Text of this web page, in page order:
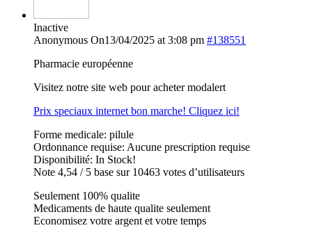
Inactive
Anonymous On13/04/2025 at 3:08 pm #138551
Pharmacie européenne
Visitez notre site web pour acheter modalert
Prix speciaux internet bon marche! Cliquez ici!
Forme medicale: pilule
Ordonnance requise: Aucune prescription requise
Disponibilité: In Stock!
Note 4,54 / 5 base sur 10463 votes d’utilisateurs
Seulement 100% qualite
Medicaments de haute qualite seulement
Economisez votre argent et votre temps